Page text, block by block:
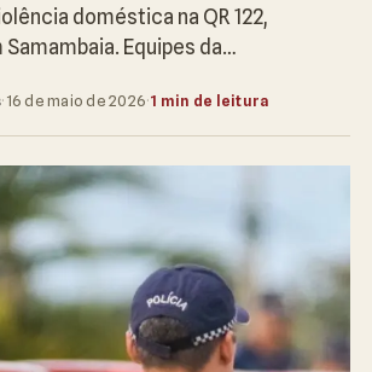
doméstica na QR 122,
Equipes da…
· 16 de maio de 2026·1 min de leitura